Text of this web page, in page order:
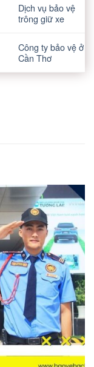
Dịch vụ bảo vệ
trông giữ xe
Công ty bảo vệ ở
Cần Thơ